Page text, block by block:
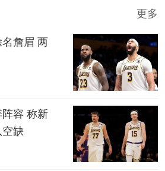
更多
詹眉 两
容 称新
缺